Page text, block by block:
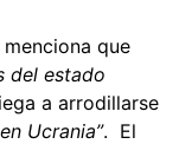
que
del estado
a arrodillarse
Ucrania”. El